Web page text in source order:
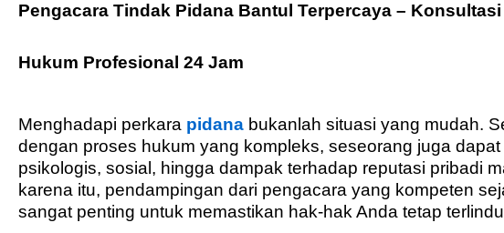
Pengacara Tindak Pidana Bantul Terpercaya –
Hukum Profesional 24 Jam
Menghadapi perkara pidana bukanlah situasi yang mudah.
dengan proses hukum yang kompleks, seseorang juga
psikologis, sosial, hingga dampak terhadap reputasi pribadi
karena itu, pendampingan dari pengacara yang kompeten
sangat penting untuk memastikan hak-hak Anda tetap